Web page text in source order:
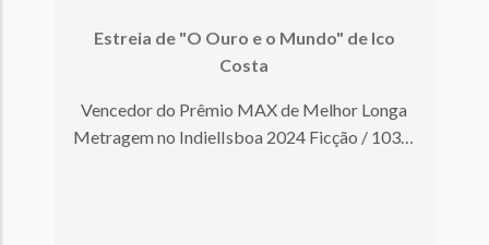
Estreia de "O Ouro e o Mundo" de Ico
Costa
Vencedor do Prêmio MAX de Melhor Longa
Metragem no IndielIsboa 2024 Ficção / 103' /